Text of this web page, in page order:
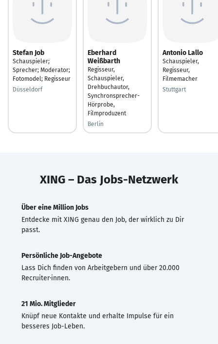
Stefan Job
Schauspieler;
Sprecher; Moderator;
Fotomodel; Regisseur
Düsseldorf
Eberhard
Weißbarth
Regisseur,
Schauspieler,
Drehbuchautor,
Synchronsprecher-
Hörprobe,
Filmproduzent
Berlin
Antonio Lallo
Schauspieler,
Regisseur,
Filmemacher
Stuttgart
XING – Das Jobs-Netzwerk
Über eine Million Jobs
Entdecke mit XING genau den Job, der wirklich zu Dir
passt.
Persönliche Job-Angebote
Lass Dich finden von Arbeitgebern und über 20.000
Recruiter·innen.
21 Mio. Mitglieder
Knüpf neue Kontakte und erhalte Impulse für ein
besseres Job-Leben.